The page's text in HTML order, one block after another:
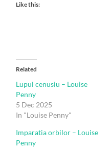
Like this:
Related
Lupul cenusiu – Louise
Penny
5 Dec 2025
In "Louise Penny"
Imparatia orbilor – Louise
Penny